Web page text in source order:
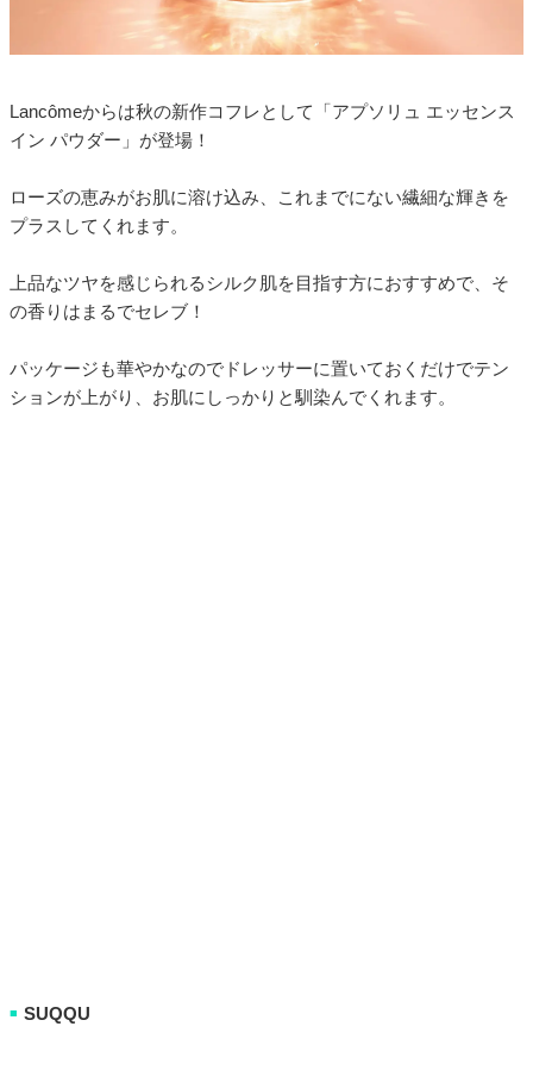
Lancômeからは秋の新作コフレとして「アプソリュ エッセンス
イン パウダー」が登場！
ローズの恵みがお肌に溶け込み、これまでにない繊細な輝きを
プラスしてくれます。
上品なツヤを感じられるシルク肌を目指す方におすすめで、そ
の香りはまるでセレブ！
パッケージも華やかなのでドレッサーに置いておくだけでテン
ションが上がり、お肌にしっかりと馴染んでくれます。
■ SUQQU